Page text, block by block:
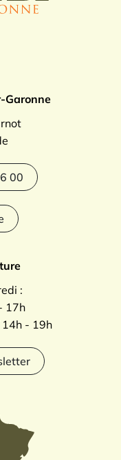
compte Facebook
le compte
Garonne
00
:
17h
- 19h